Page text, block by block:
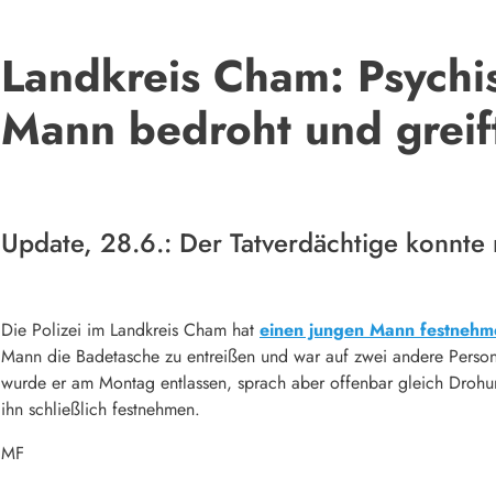
Landkreis Cham:
Mann bedroht und
Update, 28.6.: Der Tatverdächtige
Die Polizei im Landkreis Cham hat einen jungen Mann
Mann die Badetasche zu entreißen und war auf zwei andere
wurde er am Montag entlassen, sprach aber offenbar gleich
ihn schließlich festnehmen.
MF